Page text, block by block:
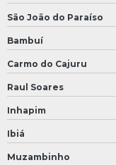
São João do Paraíso
Bambuí
Carmo do Cajuru
Raul Soares
Inhapim
Ibiá
Muzambinho